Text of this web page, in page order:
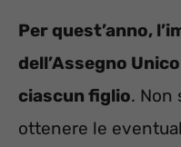
Per quest’anno,
dell’Assegno
ciascun figlio. Non
ottenere le